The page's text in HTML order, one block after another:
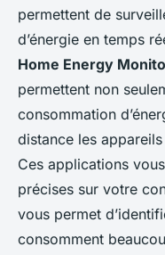
permettent de
d’énergie en temps
Home Energy
permettent non
consommation
distance les
Ces applications
précises sur votre
vous permet
consomment